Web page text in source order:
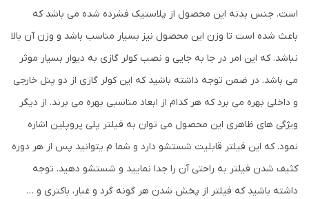
است. جنس بدنه این محصول از پلاستیک فشرده شده می باشد که
باعث شده است تا وزن این محصول نیز بسیار مناسب باشد و وزن آن بالا
نباشد. که این امر در جا به جایی و نصب کولر گازی به دیوار بسیار موثر
می باشد. در ضمن توجه داشته باشید که این کولر گازی از دو پنل خارجی
و داخلی بهره می برد که هر کدام از ابعاد مناسبی بهره می برند. از دیگر
ویژگی های ظاهری این محصول می توان به فیلتر پلی پروپلین اشاره
نمود. که این فیلتر قابلیت شستشو دارد و شما م یتوانید پس از هر دوره
کثیف شدن فیلتر به راحتی آن را جدا نمایید و شستشو دهید. توجه
داشته باشید که فیلتر از پخش شدن هر گونه گرد و غبار، باکتری و …